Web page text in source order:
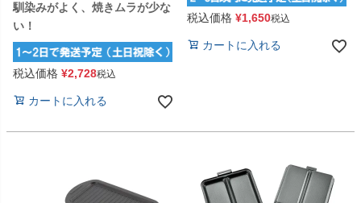
馴染みがよく、焼きムラが少な
い！
税込価格 ¥2,728税込
カートに入れる
税込価格 ¥1,650税込
カートに入れる